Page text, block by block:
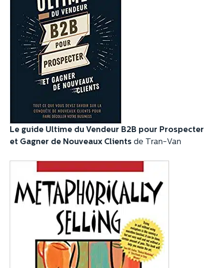
Le guide Ultime du Vendeur B2B pour Prospecter
et Gagner de Nouveaux Clients de Tran-Van